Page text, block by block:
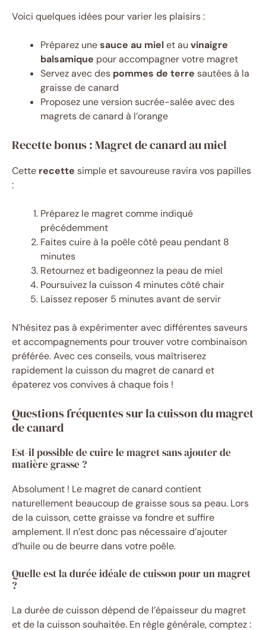
Voici quelques idées pour varier les plaisirs :
Préparez unesauce au mielet au vinaigre
balsamique pour accompagner votre magret
Servez avec des pommes de terre sautées à la
graisse de canard
Proposez une version sucrée-salée avec des
magrets de canard à l’orange
Recette bonus : Magret de canard au miel
Cette recette simple et savoureuse ravira vos papilles
:
Préparez le magret comme indiqué
précédemment
Faites cuire à la poêle côté peau pendant 8
minutes
Retournez et badigeonnez la peau de miel
Poursuivez la cuisson 4 minutes côté chair
Laissez reposer 5 minutes avant de servir
N’hésitez pas à expérimenter avec différentes saveurs
et accompagnements pour trouver votre combinaison
préférée. Avec ces conseils, vous maîtriserez
rapidement la cuisson du magret de canard et
épaterez vos convives à chaque fois !
Questions fréquentes sur la cuisson du magret
de canard
Est-il possible de cuire le magret sans ajouter de
matière grasse ?
Absolument ! Le magret de canard contient
naturellement beaucoup de graisse sous sa peau. Lors
de la cuisson, cette graisse va fondre et suffire
amplement. Il n’est donc pas nécessaire d’ajouter
d’huile ou de beurre dans votre poêle.
Quelle est la durée idéale de cuisson pour un magret
?
La durée de cuisson dépend de l’épaisseur du magret
et de la cuisson souhaitée. En règle générale, comptez :